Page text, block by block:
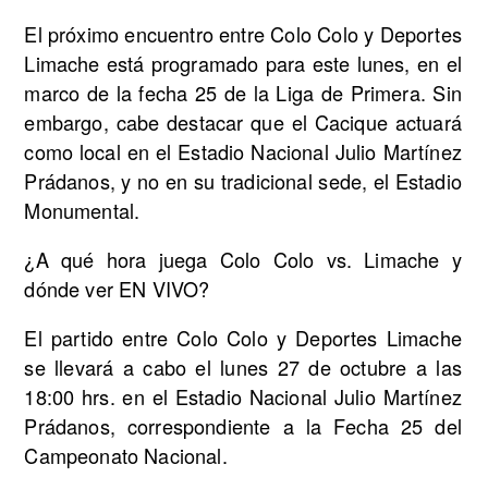
El próximo encuentro entre Colo Colo y Deportes
Limache está programado para este lunes, en el
marco de la fecha 25 de la Liga de Primera. Sin
embargo, cabe destacar que el Cacique actuará
como local en el Estadio Nacional Julio Martínez
Prádanos, y no en su tradicional sede, el Estadio
Monumental.
¿A qué hora juega Colo Colo vs. Limache y
dónde ver EN VIVO?
El partido entre Colo Colo y Deportes Limache
se llevará a cabo el lunes 27 de octubre a las
18:00 hrs. en el Estadio Nacional Julio Martínez
Prádanos, correspondiente a la Fecha 25 del
Campeonato Nacional.